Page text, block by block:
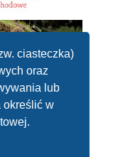
ciasteczka)
oraz
lub
określić w